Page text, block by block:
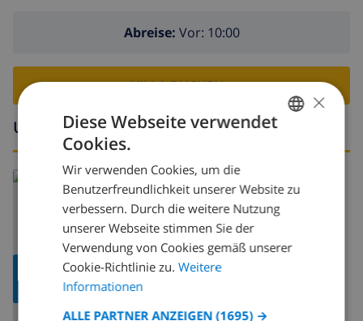
Abreise: Vor: 10:00
VILLA BUCHEN ›
Umgebung
KARTE
ANZEIGEN
Lesen Sie mehr über:
Spanien Costa Dorada
DUTCH
SPANISH
GERMAN
ITALIAN
×
Diese Webseite verwendet
Cookies.
Wir verwenden Cookies, um die
Benutzerfreundlichkeit unserer Website zu
verbessern. Durch die weitere Nutzung
unserer Webseite stimmen Sie der
Verwendung von Cookies gemäß unserer
Cookie-Richtlinie zu. Weitere
Informationen
ALLE PARTNER ANZEIGEN (1695) →